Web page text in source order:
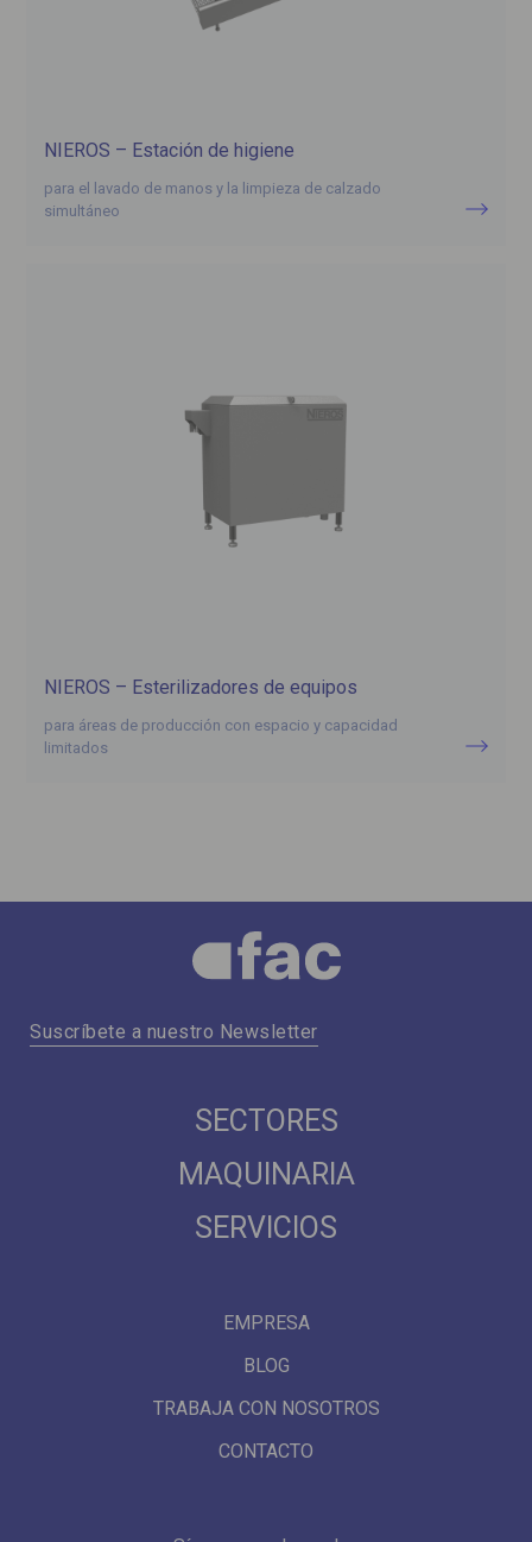
NIEROS – Estación de higiene
para el lavado de manos y la limpieza de calzado
simultáneo
NIEROS – Esterilizadores de equipos
para áreas de producción con espacio y capacidad
limitados
Suscríbete a nuestro Newsletter
SECTORES
MAQUINARIA
SERVICIOS
EMPRESA
BLOG
TRABAJA CON NOSOTROS
CONTACTO